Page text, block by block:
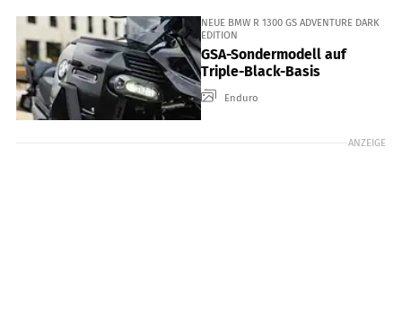
NEUE BMW R 1300 GS ADVENTURE DARK
EDITION
GSA-Sondermodell auf
Triple-Black-Basis
Enduro
ANZEIGE